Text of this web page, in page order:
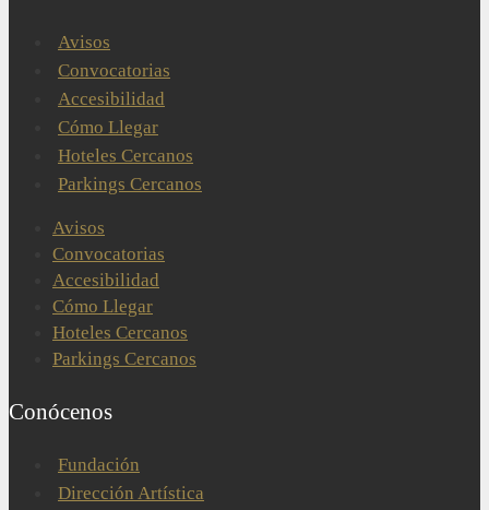
Avisos
Convocatorias
Accesibilidad
Cómo Llegar
Hoteles Cercanos
Parkings Cercanos
Avisos
Convocatorias
Accesibilidad
Cómo Llegar
Hoteles Cercanos
Parkings Cercanos
Conócenos
Fundación
Dirección Artística